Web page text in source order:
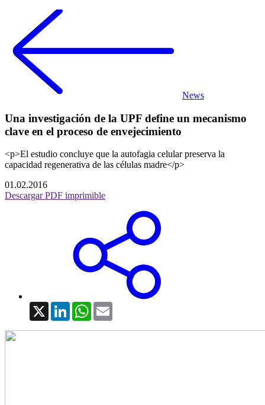
News
Una investigación de la UPF define un mecanismo
clave en el proceso de envejecimiento
<p>El estudio concluye que la autofagia celular preserva la
capacidad regenerativa de las células madre</p>
01.02.2016
Descargar PDF imprimible
X LinkedInWhatsApp